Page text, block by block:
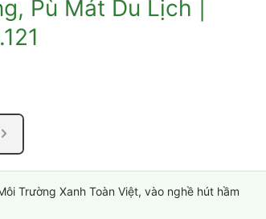
Pù Mát Du Lịch |
Trường Xanh Toàn Việt, vào nghề hút hầm